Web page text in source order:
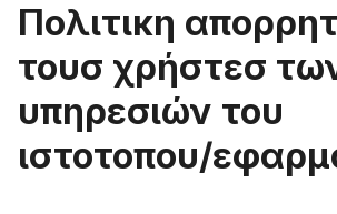
Πολιτικη
τουσ χρήστεσ
υπηρεσιών του
ιστοτοπου/